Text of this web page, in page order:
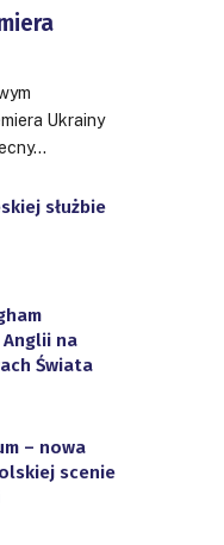
Ukrainy
służbie
na
Świata
– nowa
scenie